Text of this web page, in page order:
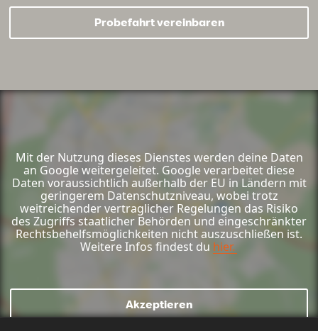
Probefahrt vereinbaren
Mit der Nutzung dieses Dienstes werden deine Daten
an Google weitergeleitet. Google verarbeitet diese
Daten voraussichtlich außerhalb der EU in Ländern mit
geringerem Datenschutzniveau, wobei trotz
weitreichender vertraglicher Regelungen das Risiko
des Zugriffs staatlicher Behörden und eingeschränkter
Rechtsbehelfsmöglichkeiten nicht auszuschließen ist.
Weitere Infos findest du hier.
Akzeptieren